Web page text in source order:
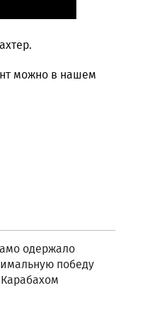
можно в нашем
одержало
победу